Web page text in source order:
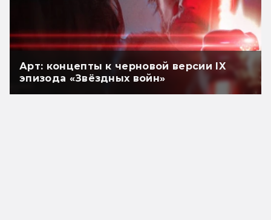
Арт: концепты к черновой версии IX
эпизода «Звёздных войн»